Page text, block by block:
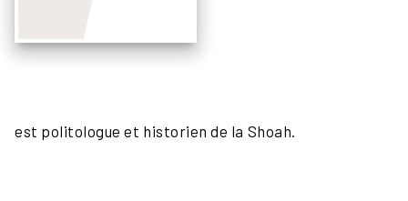
est politologue et historien de la Shoah.